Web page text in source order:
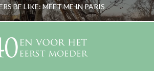
BE LIKE: MEET ME IN PARIS
RORYBLOKZIJL